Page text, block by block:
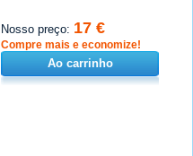
Nosso preço: 17 €
Compre mais e economize!
Ao carrinho